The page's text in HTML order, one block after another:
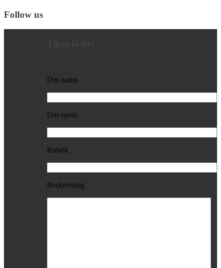
Follow us
Ditt namn
Din epost
Rubrik
Beskrivning